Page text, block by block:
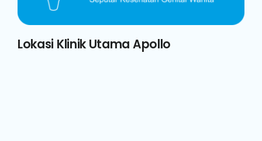
Lokasi Klinik Utama Apollo